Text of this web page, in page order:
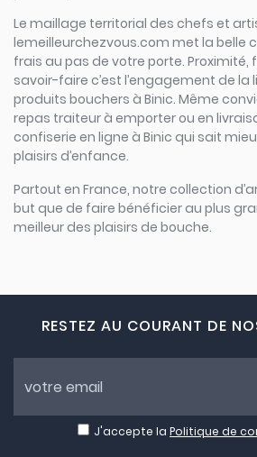
Le maillage territorial des chefs et
lemeilleurchezvous.com met la belle
frais au pas de votre porte.
savoir-faire c’est l’engagement de la
produits bouchers à Binic. Même
repas traiteur à emporter ou en
confiserie en ligne à Binic qui sait
plaisirs d’enfance.
Partout en France, notre collection
but que de faire bénéficier au plus
meilleur des plaisirs de bouche.
RESTEZ AU COURANT DE
J'accepte la Politique de